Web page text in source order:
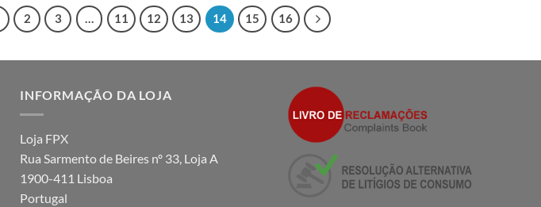
2 3 … 11 12 13 14 15 16
INFORMAÇÃO DA LOJA
Loja FPX
Rua Sarmento de Beires nº 33, Loja A
1900-411 Lisboa
Portugal